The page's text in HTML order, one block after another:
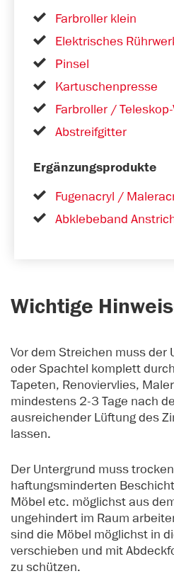
Farbroller klein
Elektrisches
Pinsel
Kartuschenpresse
Farbroller /
Abstreifgitter
Ergänzungsprodukte
Fugenacryl /
Abklebeband
Wichtige
Vor dem Streichen muss der
oder Spachtel komplett
Tapeten, Renoviervlies,
mindestens 2-3 Tage nach
ausreichender Lüftung des
lassen.
Der Untergrund muss
haftungsminderten
Möbel etc. möglichst aus
ungehindert im Raum
sind die Möbel möglichst in
verschieben und mit
zu schützen.